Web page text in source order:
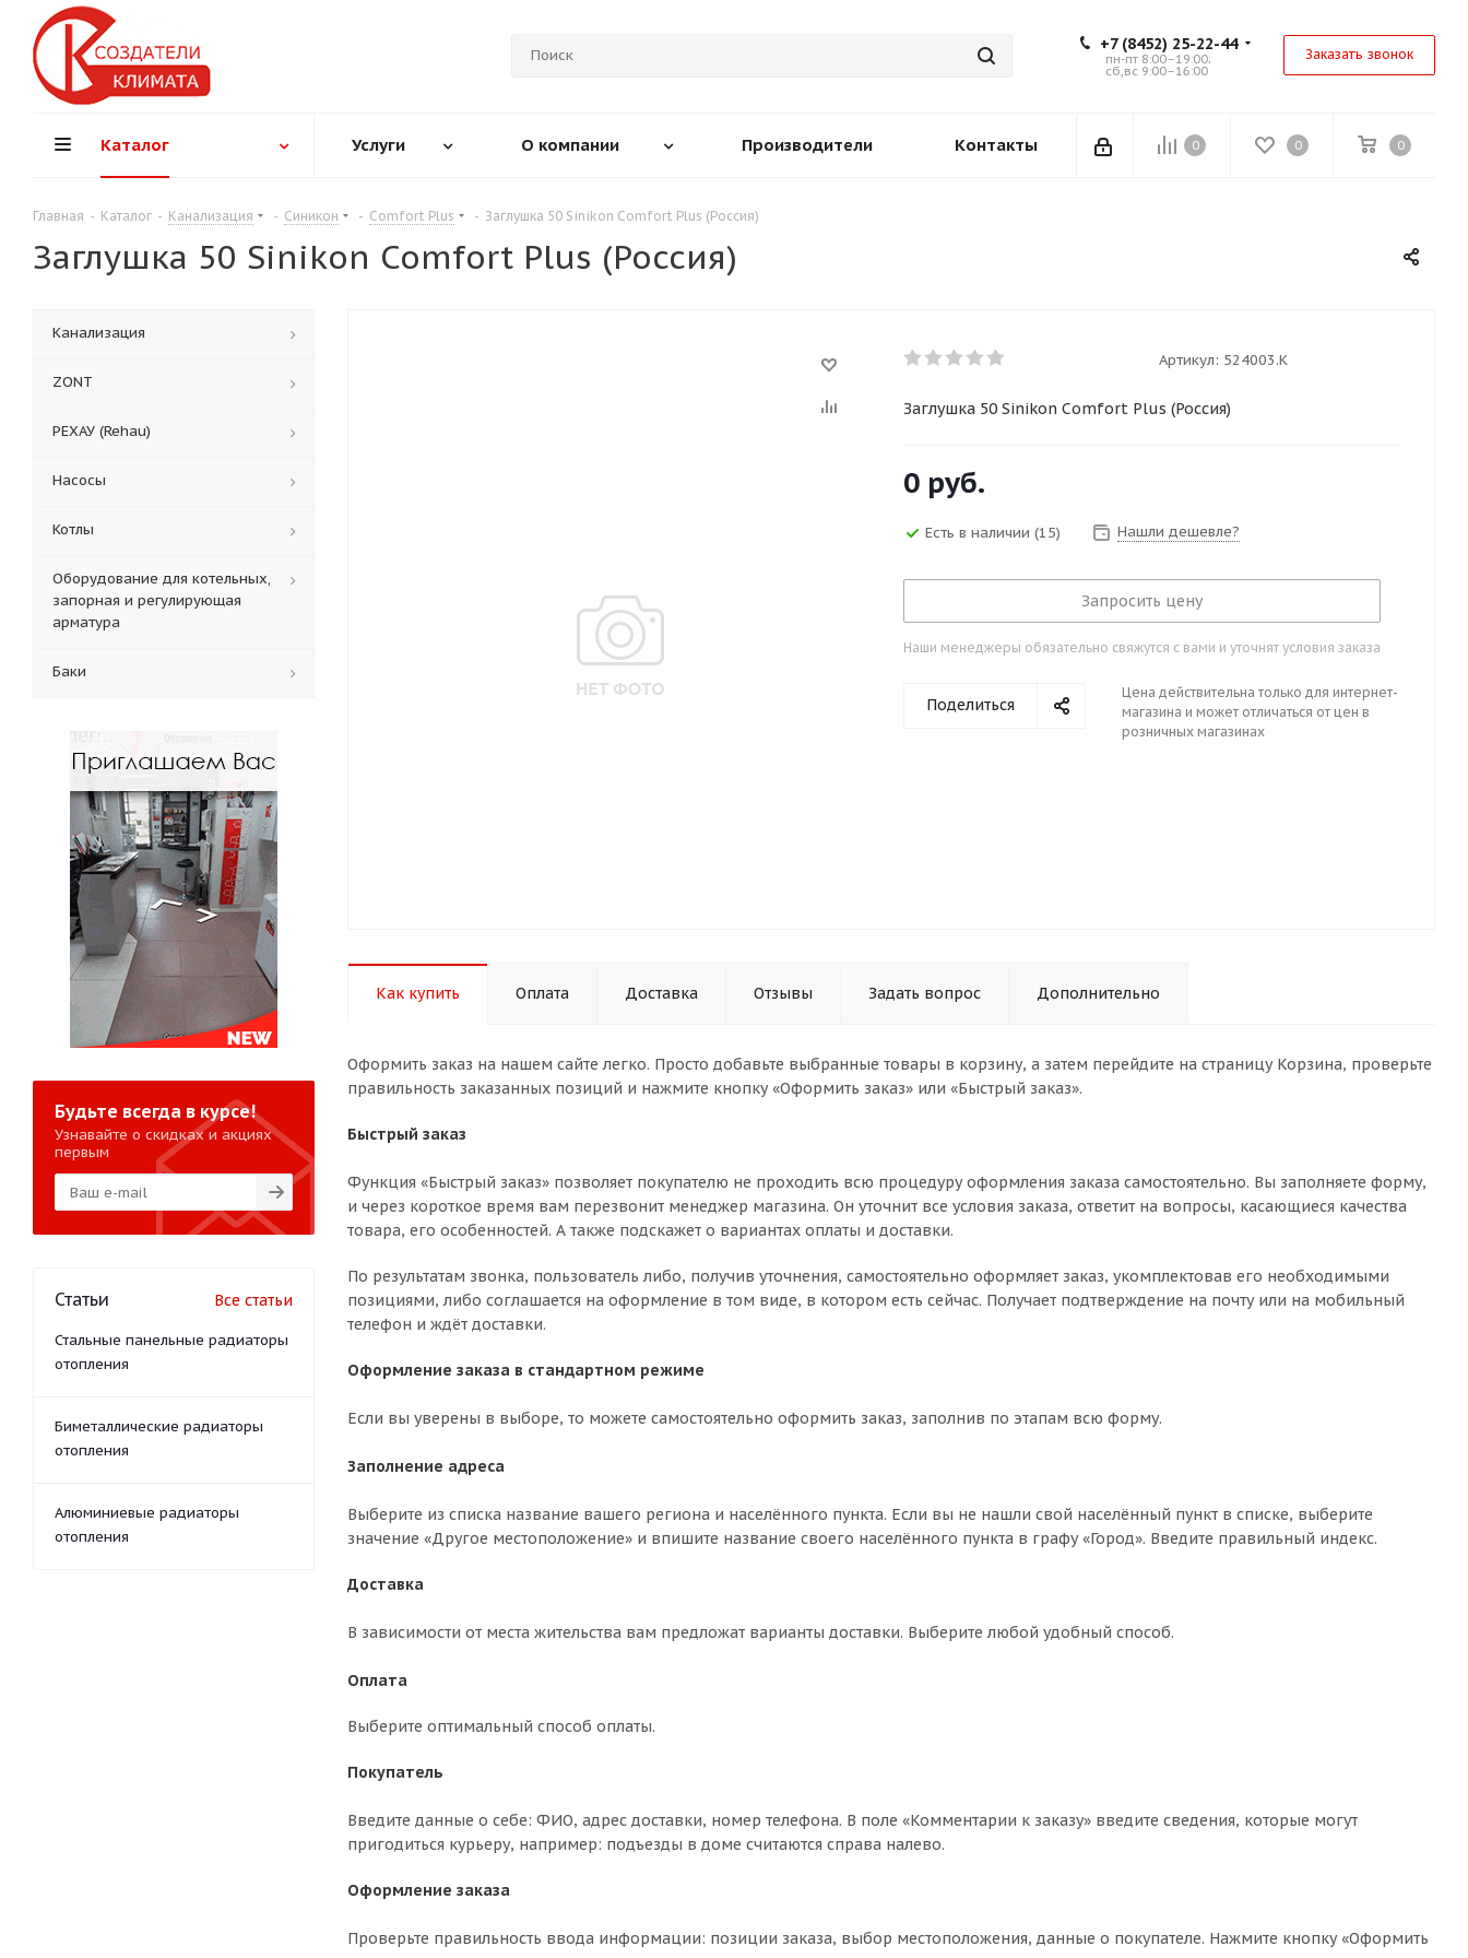
+7 (8452) 25-22-44
пн-пт 8:00–19:00;
сб,вс 9:00–16:00
Заказать звонок
0 0 0
Каталог Услуги О компании Производители Контакты
Главная - Каталог - Канализация - Синикон - Comfort Plus - Заглушка 50 Sinikon Comfort Plus (Россия)
Заглушка 50 Sinikon Comfort Plus (Россия)
Артикул: 524003.K
Заглушка 50 Sinikon Comfort Plus (Россия)
0 руб.
Есть в наличии (15) Нашли дешевле?
Запросить цену
Наши менеджеры обязательно свяжутся с вами и уточнят условия заказа
Поделиться
Цена действительна только для интернет-
магазина и может отличаться от цен в
розничных магазинах
Как купить Оплата Доставка Отзывы Задать вопрос Дополнительно
Оформить заказ на нашем сайте легко. Просто добавьте выбранные товары в корзину, а затем перейдите на страницу Корзина, проверьте
правильность заказанных позиций и нажмите кнопку «Оформить заказ» или «Быстрый заказ».
Быстрый заказ
Функция «Быстрый заказ» позволяет покупателю не проходить всю процедуру оформления заказа самостоятельно. Вы заполняете форму,
и через короткое время вам перезвонит менеджер магазина. Он уточнит все условия заказа, ответит на вопросы, касающиеся качества
товара, его особенностей. А также подскажет о вариантах оплаты и доставки.
По результатам звонка, пользователь либо, получив уточнения, самостоятельно оформляет заказ, укомплектовав его необходимыми
позициями, либо соглашается на оформление в том виде, в котором есть сейчас. Получает подтверждение на почту или на мобильный
телефон и ждёт доставки.
Оформление заказа в стандартном режиме
Если вы уверены в выборе, то можете самостоятельно оформить заказ, заполнив по этапам всю форму.
Заполнение адреса
Выберите из списка название вашего региона и населённого пункта. Если вы не нашли свой населённый пункт в списке, выберите
значение «Другое местоположение» и впишите название своего населённого пункта в графу «Город». Введите правильный индекс.
Доставка
В зависимости от места жительства вам предложат варианты доставки. Выберите любой удобный способ.
Оплата
Выберите оптимальный способ оплаты.
Покупатель
Введите данные о себе: ФИО, адрес доставки, номер телефона. В поле «Комментарии к заказу» введите сведения, которые могут
пригодиться курьеру, например: подъезды в доме считаются справа налево.
Оформление заказа
Проверьте правильность ввода информации: позиции заказа, выбор местоположения, данные о покупателе. Нажмите кнопку «Оформить
Канализация
ZONT
РЕХАУ (Rehau)
Насосы
Котлы
Оборудование для котельных,
запорная и регулирующая
арматура
Баки
Будьте всегда в курсе!
Узнавайте о скидках и акциях
первым
Статьи Все статьи
Стальные панельные радиаторы
отопления
Биметаллические радиаторы
отопления
Алюминиевые радиаторы
отопления